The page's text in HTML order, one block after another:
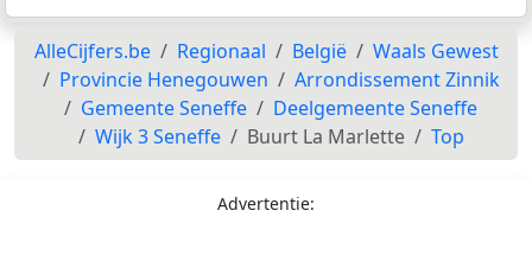
AlleCijfers.be Regionaal België
Waals Gewest
Provincie Henegouwen
Arrondissement Zinnik
Gemeente Seneffe
Deelgemeente Seneffe
Wijk 3 Seneffe
Buurt La Marlette Top
Advertentie: